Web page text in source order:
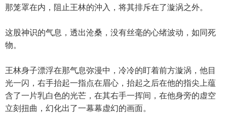
那笼罩在内，阻止王林的沖入，将其排斥在了漩涡之外。
这股神识的气息，透出沧桑，没有丝毫的心绪波动，如同死
物。
王林身子漂浮在那气息弥漫中，冷冷的盯着前方漩涡，他目
光一闪，右手抬起一指点在眉心，抬起之后在他的指尖上蕴
含了一片乳白色的光芒，在其右手一挥间，在他身旁的虚空
立刻扭曲，幻化出了一幕幕虚幻的画面。